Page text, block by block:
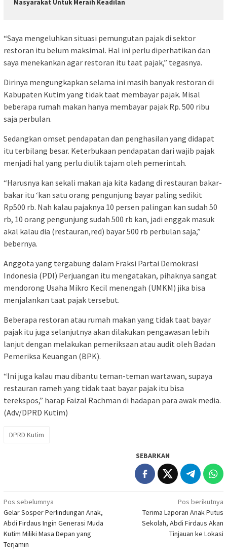
Masyarakat Untuk Meraih Keadilan
“Saya mengeluhkan situasi pemungutan pajak di sektor
restoran itu belum maksimal. Hal ini perlu diperhatikan dan
saya menekankan agar restoran itu taat pajak,” tegasnya.
Dirinya mengungkapkan selama ini masih banyak restoran di
Kabupaten Kutim yang tidak taat membayar pajak. Misal
beberapa rumah makan hanya membayar pajak Rp. 500 ribu
saja perbulan.
Sedangkan omset pendapatan dan penghasilan yang didapat
itu terbilang besar. Keterbukaan pendapatan dari wajib pajak
menjadi hal yang perlu diulik tajam oleh pemerintah.
“Harusnya kan sekali makan aja kita kadang di restauran bakar-
bakar itu ‘kan satu orang pengunjung bayar paling sedikit
Rp500 rb. Nah kalau pajaknya 10 persen palingan kan sudah 50
rb, 10 orang pengunjung sudah 500 rb kan, jadi enggak masuk
akal kalau dia (restauran,red) bayar 500 rb perbulan saja,”
bebernya.
Anggota yang tergabung dalam Fraksi Partai Demokrasi
Indonesia (PDI) Perjuangan itu mengatakan, pihaknya sangat
mendorong Usaha Mikro Kecil menengah (UMKM) jika bisa
menjalankan taat pajak tersebut.
Beberapa restoran atau rumah makan yang tidak taat bayar
pajak itu juga selanjutnya akan dilakukan pengawasan lebih
lanjut dengan melakukan pemeriksaan atau audit oleh Badan
Pemeriksa Keuangan (BPK).
“Ini juga kalau mau dibantu teman-teman wartawan, supaya
restauran rameh yang tidak taat bayar pajak itu bisa
terekspos,” harap Faizal Rachman di hadapan para awak media.
(Adv/DPRD Kutim)
DPRD Kutim
SEBARKAN
Navigasi
pos
Pos sebelumnya
Gelar Sosper Perlindungan Anak,
Abdi Firdaus Ingin Generasi Muda
Kutim Miliki Masa Depan yang
Terjamin
Pos berikutnya
Terima Laporan Anak Putus
Sekolah, Abdi Firdaus Akan
Tinjauan ke Lokasi